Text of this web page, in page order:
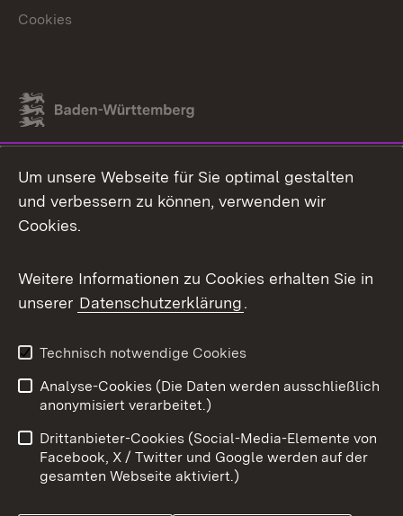
Link zum Landesportal
Cookies
Um unsere Webseite für Sie optimal gestalten
und verbessern zu können, verwenden wir
Cookies.
Weitere Informationen zu Cookies erhalten Sie in
unserer Datenschutzerklärung.
Technisch notwendige Cookies
Analyse-Cookies (Die Daten werden ausschließlich
anonymisiert verarbeitet.)
Drittanbieter-Cookies (Social-Media-Elemente von
Facebook, X / Twitter und Google werden auf der
gesamten Webseite aktiviert.)